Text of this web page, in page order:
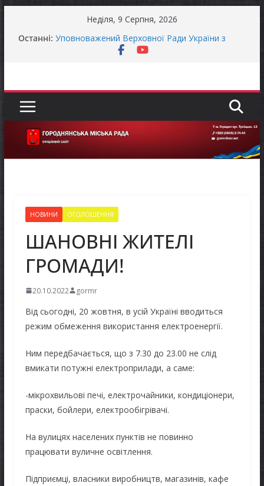
Неділя, 9 Серпня, 2026
Останні: Уповноважений Верховної Ради України з
прав людини проводить опитування щодо
МОВЧАННЯ
Як отримати компенсацію за товари, придбані
для ветеранського бізнесу
НОВИНИ ОГОЛОШЕННЯ
ШАНОВНІ ЖИТЕЛІ
ГРОМАДИ!
20.10.2022 gormr
Від сьогодні, 20 жовтня, в усій Україні вводиться
режим обмеження використання електроенергії.
Ним передбачається, що з 7.30 до 23.00 не слід
вмикати потужні електроприлади, а саме:
-мікрохвильові печі, електрочайники, кондиціонери,
праски, бойлери, електрообігрівачі.
На вулицях населених пунктів не повинно
працювати вуличне освітлення.
Підприємці, власники виробництв, магазинів, кафе